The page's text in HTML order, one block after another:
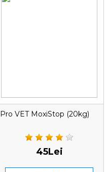
Pro VET MoxiStop (20kg)
45Lei